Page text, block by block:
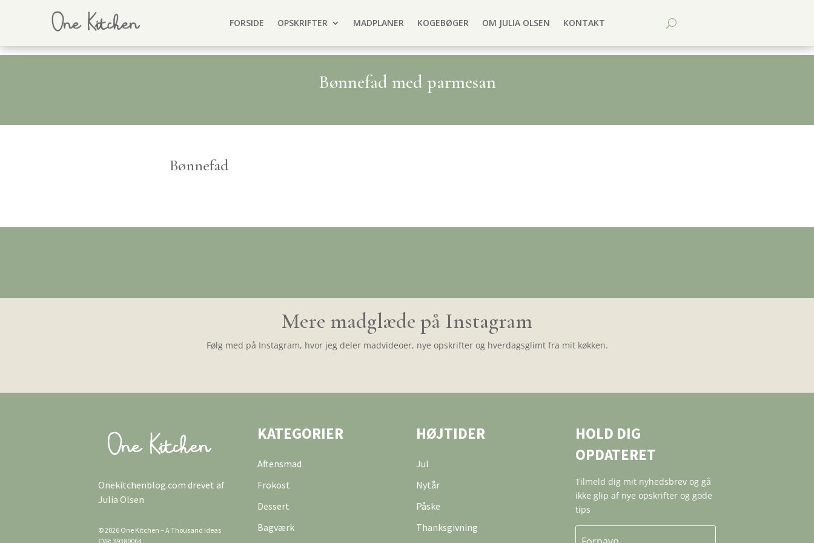
FORSIDE OPSKRIFTER MADPLANER KOGEBØGER OM JULIA OLSEN KONTAKT
Bønnefad med parmesan
Bønnefad
Mere madglæde på Instagram
Følg med på Instagram, hvor jeg deler madvideoer, nye opskrifter og hverdagsglimt fra mit køkken.
Onekitchenblog.com drevet af
Julia Olsen
© 2026 One Kitchen – A Thousand Ideas
CVR: 39380064
KATEGORIER
Aftensmad
Frokost
Dessert
Bagværk
HØJTIDER
Jul
Nytår
Påske
Thanksgivning
HOLD DIG
OPDATERET
Tilmeld dig mit nyhedsbrev og gå
ikke glip af nye opskrifter og gode
tips